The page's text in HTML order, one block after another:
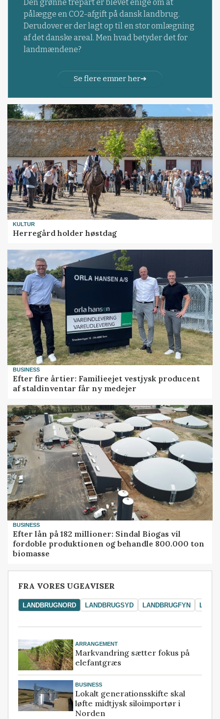
Den grønne trepart er blevet enige om at
pålægge en CO2-afgift på dansk landbrug.
Derudover er der lagt op til en stor omlægning
af det danske areal. Men hvad betyder det for
landmændene?
Se flere emner her
KULTUR
Herregård holder høstdag
BUSINESS
Efter fire årtier: Familieejet vestjysk producent
af staldinventar får ny medejer
BUSINESS
Efter lån på 182 millioner: Sindal Biogas vil
fordoble produktionen og behandle 800.000 ton
biomasse
FRA VORES UGEAVISER
LANDBRUGNORD LANDBRUGSYD LANDBRUGFYN
ARRANGEMENT
Markvandring sætter fokus på
elefantgræs
BUSINESS
Lokalt generationsskifte skal
løfte midtjysk siloimportør i
Norden